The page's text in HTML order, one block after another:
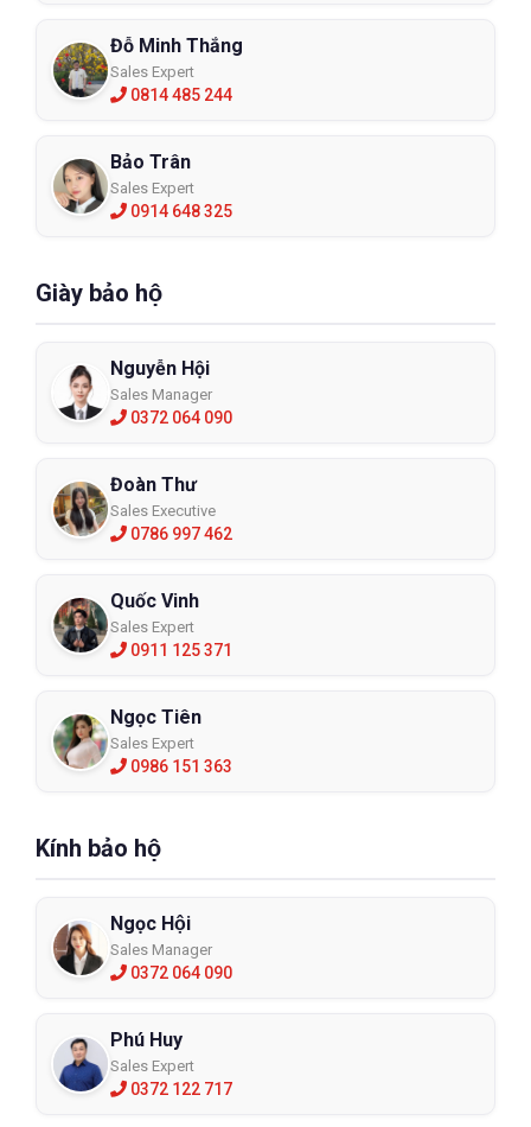
Đỗ Minh Thắng
Sales Expert
0814 485 244
Bảo Trân
Sales Expert
0914 648 325
Giày bảo hộ
Nguyễn Hội
Sales Manager
0372 064 090
Đoàn Thư
Sales Executive
0786 997 462
Quốc Vinh
Sales Expert
0911 125 371
Ngọc Tiên
Sales Expert
0986 151 363
Kính bảo hộ
Ngọc Hội
Sales Manager
0372 064 090
Phú Huy
Sales Expert
0372 122 717